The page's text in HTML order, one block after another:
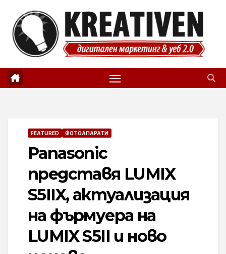
content
FEATURED ФОТОАПАРАТИ
Panasonic
представя LUMIX
S5IIX, актуализация
на фърмуера на
LUMIX S5II и ново